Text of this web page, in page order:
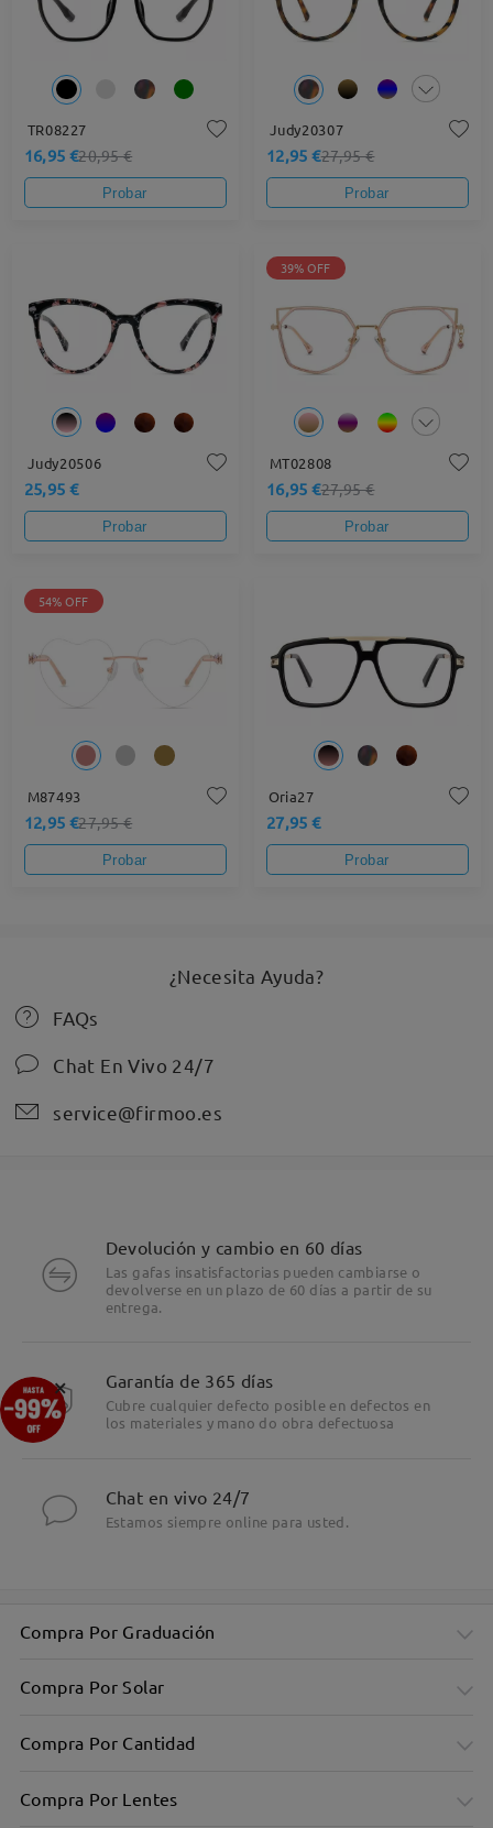
TR08227
16,95 €20,95 €
Probar
Judy20307
12,95 €27,95 €
Probar
Judy20506
25,95 €
Probar
39% OFF
MT02808
16,95 €27,95 €
Probar
54% OFF
M87493
12,95 €27,95 €
Probar
Oria27
27,95 €
Probar
¿Necesita Ayuda?
FAQs
Chat En Vivo 24/7
service@firmoo.es
Devolución y cambio en 60 días
Las gafas insatisfactorias pueden cambiarse o
devolverse en un plazo de 60 días a partir de su
entrega.
Garantía de 365 días
Cubre cualquier defecto posible en defectos en
los materiales y mano do obra defectuosa
Chat en vivo 24/7
Estamos siempre online para usted.
Compra Por Graduación
Compra Por Solar
Compra Por Cantidad
Compra Por Lentes
×